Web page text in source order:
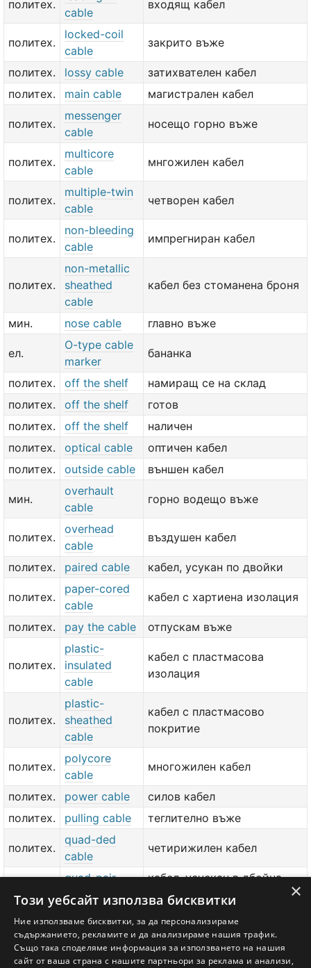
политех.
cable
входящ кабел
политех.
locked-coil
cable
закрито въже
политех. lossy cable
затихвателен кабел
политех.
main cable магистрален кабел
политех.
messenger
cable
носещо горно въже
политех.
multicore
cable
мнгожилен кабел
политех.
multiple-twin
cable
четворен кабел
политех.
non-bleeding
cable
импрегниран кабел
политех.
non-metallic
sheathed
cable
кабел без стоманена броня
мин. nose cable главно въже
ел.
O-type cable
marker
бананка
политех. off the shelf
намиращ се на склад
политех.
off the shelf
готов
политех.
off the shelf
наличен
политех.
optical cable
оптичен кабел
политех.
outside cable външен кабел
мин.
overhault
cable
горно водещо въже
политех.
overhead
cable
въздушен кабел
политех. paired cable кабел, усукан по двойки
политех.
paper-cored
cable
кабел с хартиена изолация
политех. pay the cable отпускам въже
политех.
plastic-
insulated
cable
кабел с пластмасова
изолация
политех.
plastic-
sheathed
cable
кабел с пластмасово
покритие
политех.
polycore
cable
многожилен кабел
политех. power cable
силов кабел
политех.
pulling cable теглително въже
политех.
quad-ded
cable
четирижилен кабел
quad-pair
cable
кабел, усускан в дбойна
звезда
политех.
reserve cable
политех.
return cable обратен кабел
×
Този уебсайт използва бисквитки
Ние използваме бисквитки, за да персонализираме
съдържанието, рекламите и да анализираме нашия трафик.
Също така споделяме информация за използването на нашия
сайт от ваша страна с нашите партньори за реклама и анализи,